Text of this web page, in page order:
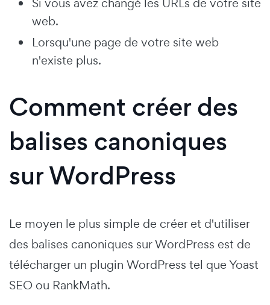
web.
Lorsqu'une page de votre site web
n'existe plus.
Comment créer des
balises canoniques
sur WordPress
Le moyen le plus simple de créer et d'utiliser
des balises canoniques sur WordPress est de
télécharger un plugin WordPress tel que Yoast
SEO ou RankMath.